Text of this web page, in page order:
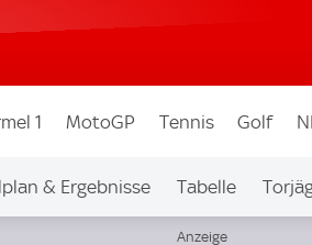
1 MotoGP Tennis Golf
& Ergebnisse Tabelle